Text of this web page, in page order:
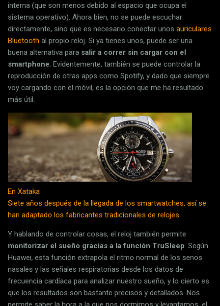
interna (que son menos debido al espacio que ocupa el
sistema operativo). Ahora bien, no se puede escuchar
directamente, sino que es necesario conectar unos auriculares
Bluetooth al propio reloj. Si ya tienes unos, puede ser una
buena alternativa para salir a correr sin cargar con el
smartphone. Evidentemente, también se puede controlar la
reproducción de otras apps como Spotify, y dado que siempre
voy cargando con el móvil, es la opción que me ha resultado
más útil.
En Xataka
Siete años después de la llegada de los smartwatches, así se
han adaptado los fabricantes tradicionales de relojes
Y hablando de controlar cosas, el reloj también permite
monitorizar el sueño gracias a la función TruSleep. Según
Huawei, esta función extrapola el ritmo normal de los senos
nasales y las señales respiratorias desde los datos de
frecuencia cardíaca para analizar nuestro sueño, y lo cierto es
que los resultados son bastante precisos y detallados. Nos